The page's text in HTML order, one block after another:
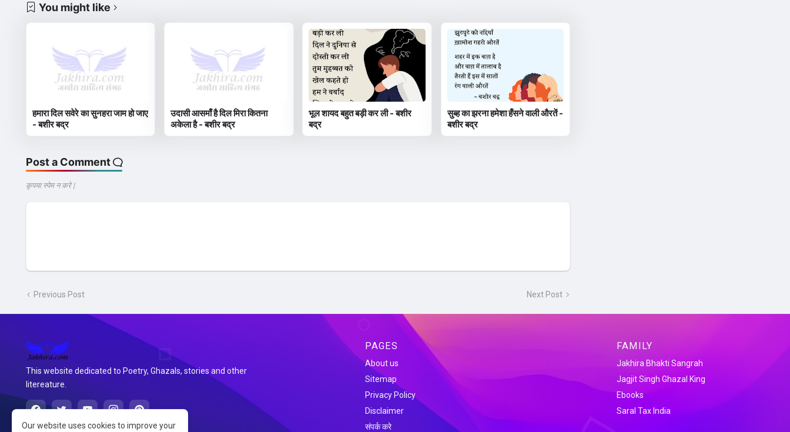
You might like
हमारा दिल सवेरे का सुनहरा जाम हो जाए
- बशीर बद्र
उदासी आसमाँ है दिल मिरा कितना
अकेला है - बशीर बद्र
भूल शायद बहुत बड़ी कर ली - बशीर
बद्र
सुब्ह का झरना हमेशा हँसने वाली औरतें -
बशीर बद्र
Post a Comment
कृपया स्पेम न करे |
Previous Post Next Post
This website dedicated to Poetry, Ghazals, stories and other
litereature.
PAGES
About us
Sitemap
Privacy Policy
Disclaimer
संपर्क करे
FAMILY
Jakhira Bhakti Sangrah
Jagjit Singh Ghazal King
Ebooks
Saral Tax India
Our website uses cookies to improve your